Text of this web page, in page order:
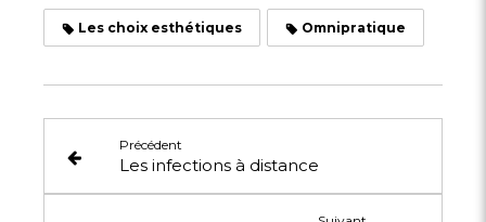
Les choix esthétiques Omnipratique
Précédent
Les infections à distance